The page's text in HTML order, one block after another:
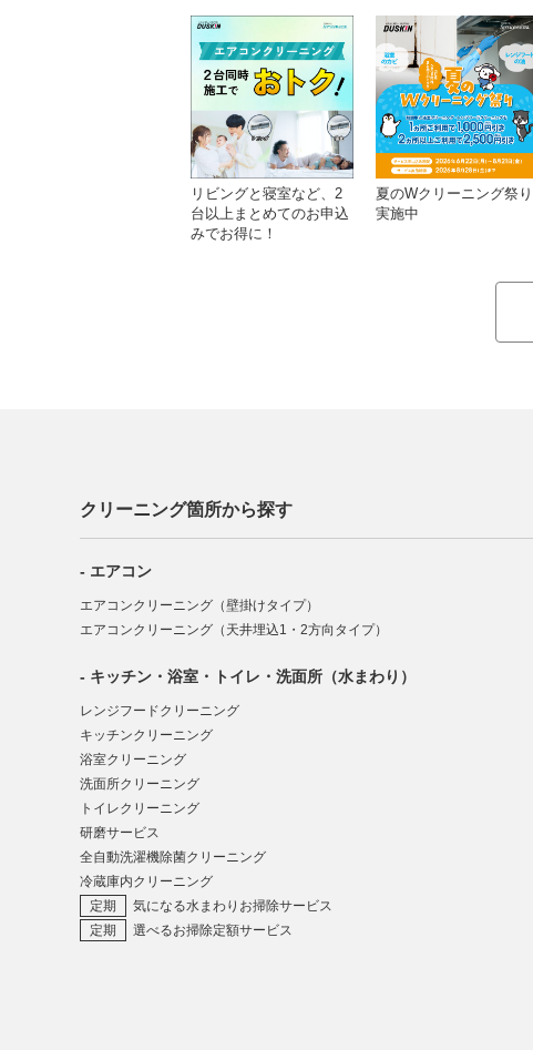
リビングと寝室など、2
台以上まとめてのお申込
みでお得に！
夏のWクリーニング祭り
実施中
クリーニング箇所から探す
エアコン
エアコンクリーニング（壁掛けタイプ）
エアコンクリーニング（天井埋込1・2方向タイプ）
キッチン・浴室・トイレ・洗面所（水まわり）
レンジフードクリーニング
キッチンクリーニング
浴室クリーニング
洗面所クリーニング
トイレクリーニング
研磨サービス
全自動洗濯機除菌クリーニング
冷蔵庫内クリーニング
気になる水まわりお掃除サービス
選べるお掃除定額サービス